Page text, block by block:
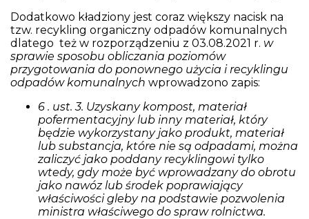
Dodatkowo kładziony jest coraz większy nacisk na
tzw. recykling organiczny odpadów komunalnych
dlatego też w rozporządzeniu z 03.08.2021 r. w
sprawie sposobu obliczania poziomów
przygotowania do ponownego użycia i recyklingu
odpadów komunalnych wprowadzono zapis:
6 . ust. 3. Uzyskany kompost, materiał
pofermentacyjny lub inny materiał, który
będzie wykorzystany jako produkt, materiał
lub substancja, które nie są odpadami, można
zaliczyć jako poddany recyklingowi tylko
wtedy, gdy może być wprowadzany do obrotu
jako nawóz lub środek poprawiający
właściwości gleby na podstawie pozwolenia
ministra właściwego do spraw rolnictwa.